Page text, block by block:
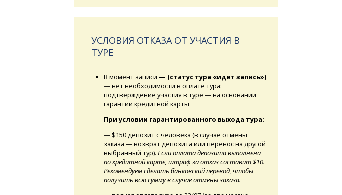
УСЛОВИЯ ОТКАЗА ОТ УЧАСТИЯ В
ТУРЕ
В момент записи — (статус тура «идет запись»)
— нет необходимости в оплате тура:
подтверждение участия в туре — на основании
гарантии кредитной карты
При условии гарантированного выхода тура:
— $150 депозит с человека (в случае отмены
заказа — возврат депозита или перенос на другой
выбранный тур). Если оплата депозита выполнена
по кредитной карте, штраф за отказ составит $10.
Рекомендуем сделать банковский перевод, чтобы
получить всю сумму в случае отмены заказа.